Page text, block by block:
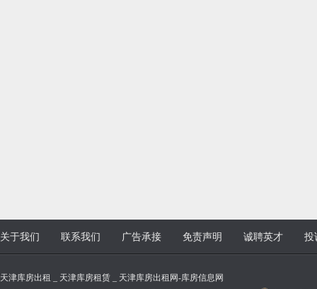
关于我们 联系我们 广告承接 免责声明 诚聘英才 投
天津库房出租 _ 天津库房租赁 _ 天津库房出租网-库房信息网